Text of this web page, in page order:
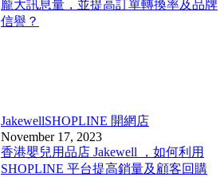
龐大訊息量，並提高訂單轉換率及品牌
信譽？
JakewellSHOPLINE 開網店
November 17, 2023
香港嬰兒用品店 Jakewell ，如何利用
SHOPLINE 平台提高銷量及顧客回購